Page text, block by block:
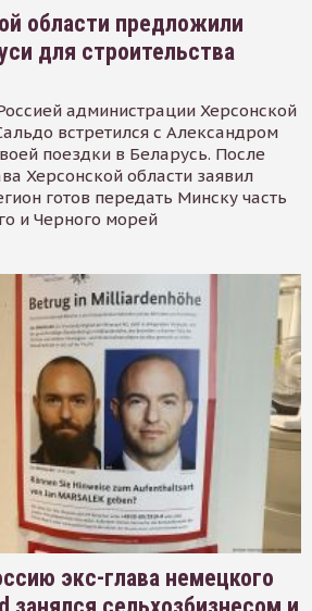
области предложили
для строительства
администрации Херсонской
встретился с Александром
поездки в Беларусь. После
Херсонской области заявил
готов передать Минску часть
и Черного морей
экс-глава немецкого